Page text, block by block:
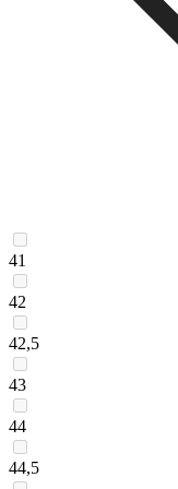
41
42
42,5
43
44
44,5